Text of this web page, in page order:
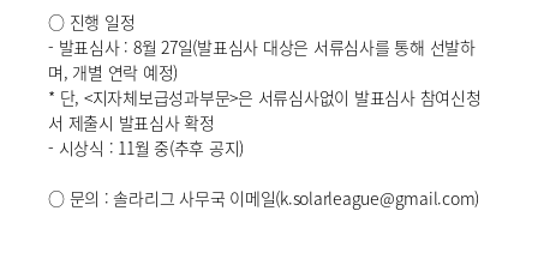
○ 진행 일정
- 발표심사 : 8월 27일(발표심사 대상은 서류심사를 통해 선발하
며, 개별 연락 예정)
* 단, <지자체보급성과부문>은 서류심사없이 발표심사 참여신청
서 제출시 발표심사 확정
- 시상식 : 11월 중(추후 공지)
○ 문의 : 솔라리그 사무국 이메일(k.solarleague@gmail.com)